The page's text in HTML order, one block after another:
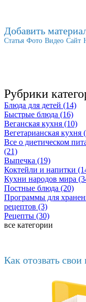
Добавить
Статья Фото Видео Сайт
Рубрики
Блюда для детей (14)
Быстрые блюда (16)
Веганская кухня (10)
Вегетарианская кухня
Все о диетическом
(21)
Выпечка (19)
Коктейли и напитки
Кухни народов мира
Постные блюда (20)
Программы для
рецептов (3)
Рецепты (30)
все категории
Как отозвать